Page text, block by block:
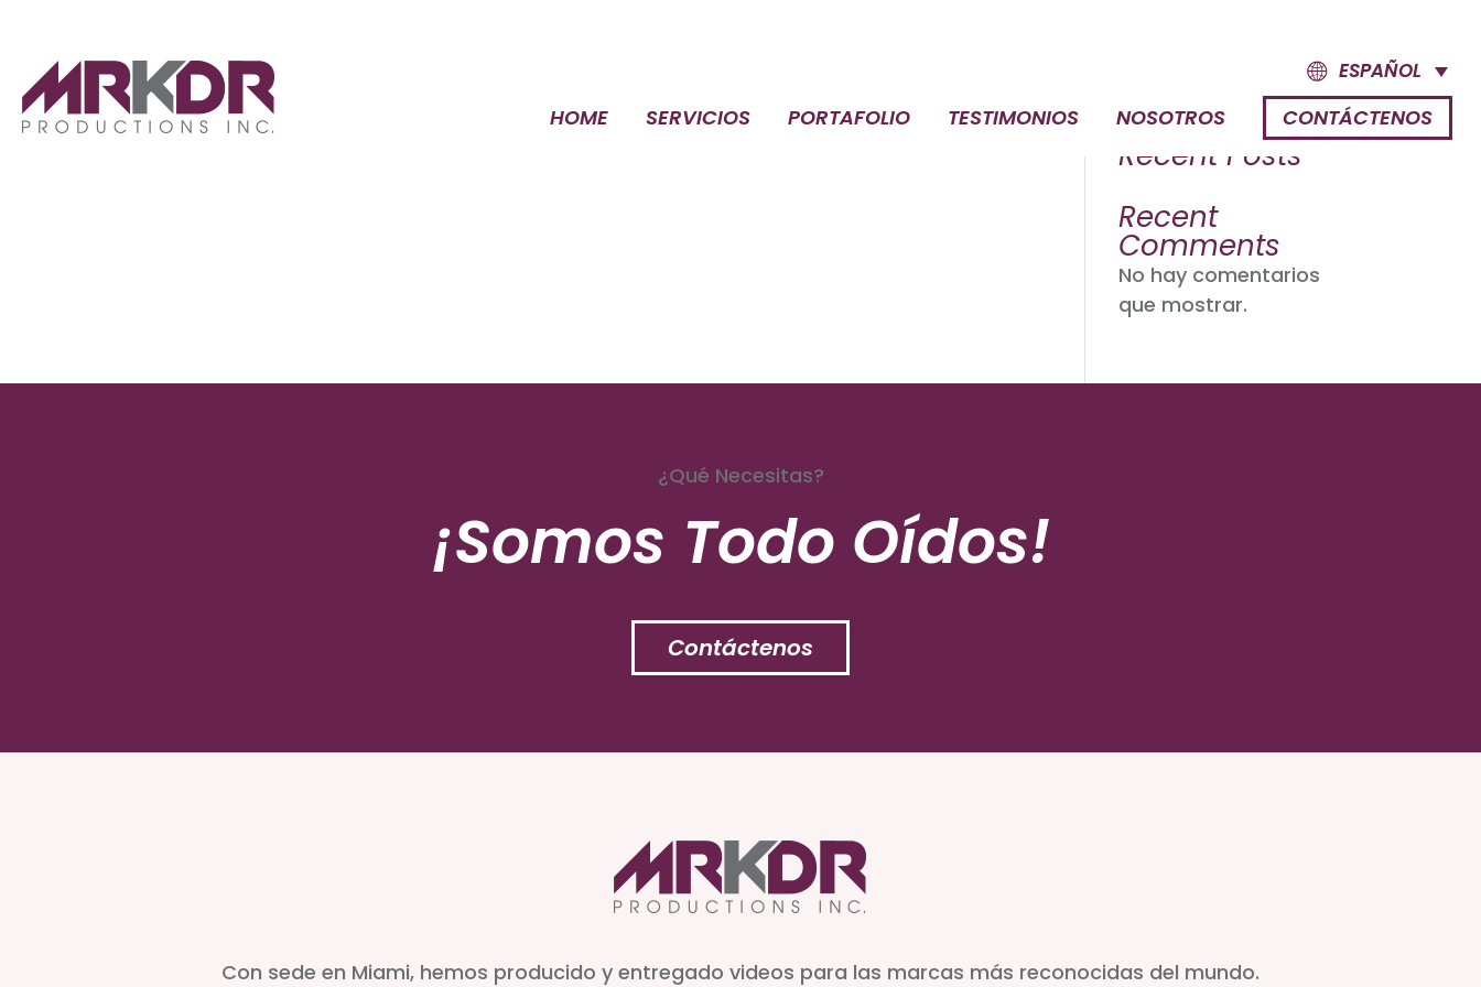
ESPAÑOL
HOME SERVICIOS PORTAFOLIO TESTIMONIOS NOSOTROS CONTÁCTENOS
No se encontraron resultados
La página solicitada no pudo encontrarse. Trate de perfeccionar su búsqueda o utilice
la navegación para localizar la entrada.
Buscar
Recent Posts
Recent
Comments
No hay comentarios
que mostrar.
¿Qué Necesitas?
¡Somos Todo Oídos!
Contáctenos
Con sede en Miami, hemos producido y entregado videos para las marcas más reconocidas del mundo.